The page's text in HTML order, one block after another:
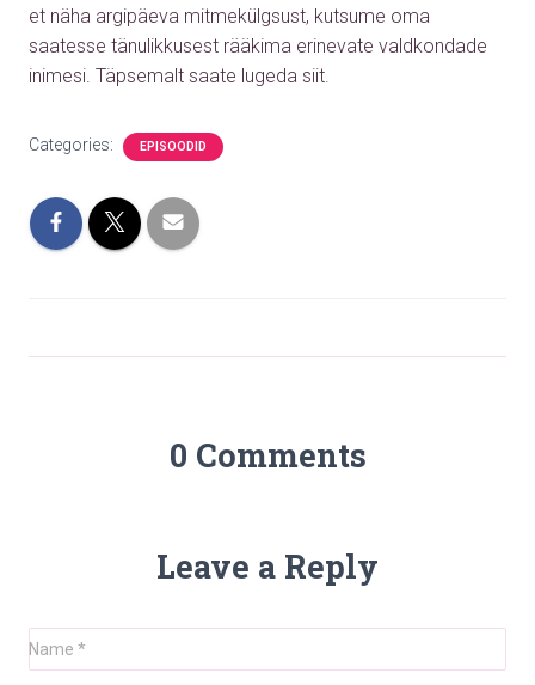
et näha argipäeva mitmekülgsust, kutsume oma
saatesse tänulikkusest rääkima erinevate valdkondade
inimesi. Täpsemalt saate lugeda siit.
Categories: EPISOODID
0 Comments
Leave a Reply
Name *